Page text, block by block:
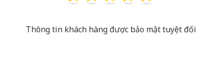
Thông tin khách hàng được bảo mật tuyệt đối